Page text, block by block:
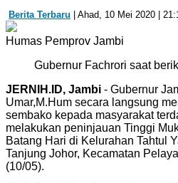
Berita Terbaru | Ahad, 10 Mei 2020 |
Humas Pemprov Jambi
Gubernur Fachrori saat
JERNIH.ID, Jambi - Gubernur
Umar,M.Hum secara langsung
sembako kepada masyarakat
melakukan peninjauan Tinggi
Batang Hari di Kelurahan Tahtul
Tanjung Johor, Kecamatan
(10/05).